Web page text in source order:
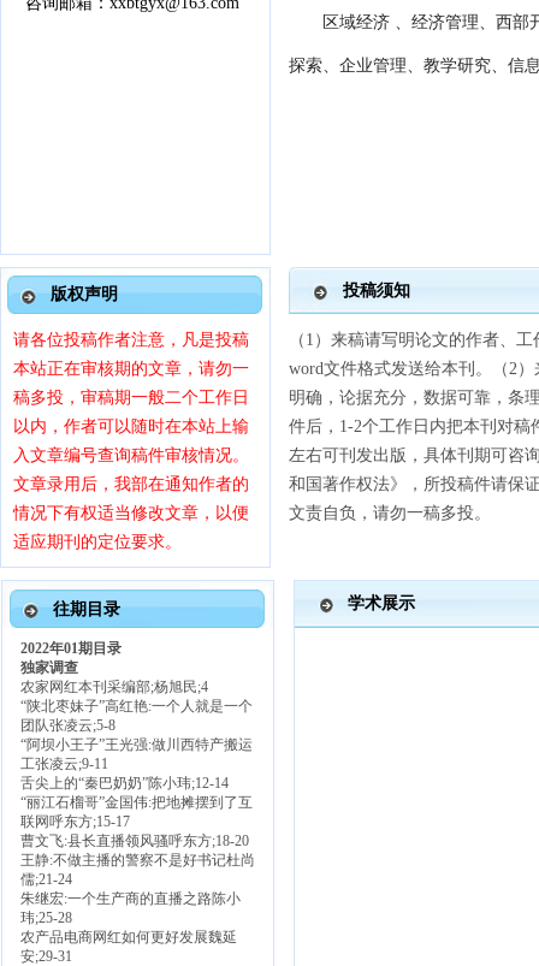
版权声明
请各位投稿作者注意，凡是投稿
本站正在审核期的文章，请勿一
稿多投，审稿期一般二个工作日
以内，作者可以随时在本站上输
入文章编号查询稿件审核情况。
文章录用后，我部在通知作者的
情况下有权适当修改文章，以便
适应期刊的定位要求。
区域经济 、经济管理、西部
探索、企业管理、教学研究、信
投稿须知
（1）来稿请写明论文的作者、
word文件格式发送给本刊。（2
明确，论据充分，数据可靠，条
件后，1-2个工作日内把本刊对
左右可刊发出版，具体刊期可咨
和国著作权法》，所投稿件请保
文责自负，请勿一稿多投。
往期目录
2022年01期目录
独家调查
农家网红本刊采编部;杨旭民;4
“陕北枣妹子”高红艳:一个人就是一个
团队张凌云;5-8
“阿坝小王子”王光强:做川西特产搬运
工张凌云;9-11
舌尖上的“秦巴奶奶”陈小玮;12-14
“丽江石榴哥”金国伟:把地摊摆到了互
联网呼东方;15-17
曹文飞:县长直播领风骚呼东方;18-20
王静:不做主播的警察不是好书记杜尚
儒;21-24
朱继宏:一个生产商的直播之路陈小
玮;25-28
农产品电商网红如何更好发展魏延
安;29-31
学术展示